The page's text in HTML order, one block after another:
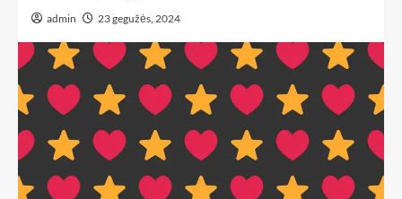
admin 23 gegužės, 2024